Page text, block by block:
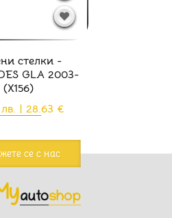
стелки -
GLA 2003-
(X156)
лв. | 28.63 €
се с нас